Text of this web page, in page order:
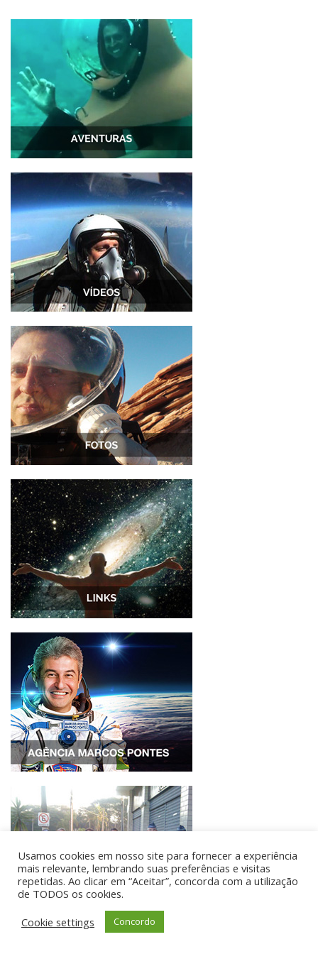
Usamos cookies em nosso site para fornecer a experiência
mais relevante, lembrando suas preferências e visitas
repetidas. Ao clicar em “Aceitar”, concorda com a utilização
de TODOS os cookies.
Cookie settings
Concordo